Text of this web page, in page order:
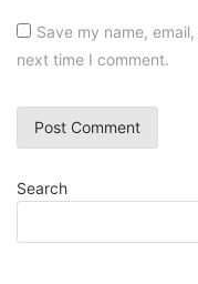
Save my name,
next time I comment.
Search